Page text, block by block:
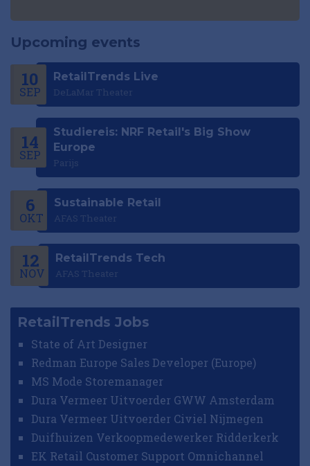
Upcoming events
10
SEP
RetailTrends Live
DeLaMar Theater
14
SEP
Studiereis: NRF Retail's Big Show
Europe
Parijs
6
OKT
Sustainable Retail
AFAS Theater
12
NOV
RetailTrends Tech
AFAS Theater
RetailTrends Jobs
State of Art Designer
Redman Europe Sales Developer (Europe)
MS Mode Storemanager
Dura Vermeer Uitvoerder GWW Amsterdam
Dura Vermeer Uitvoerder Civiel Nijmegen
Duifhuizen Verkoopmedewerker Ridderkerk
EK Retail Customer Support Omnichannel